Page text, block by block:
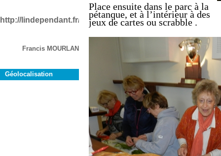
http://lindependant.fr/aude/rustiques
Francis MOURLAN
Géolocalisation
Place ensuite dans le parc à la
pétanque, et à l’intérieur à des
jeux de cartes ou scrabble .